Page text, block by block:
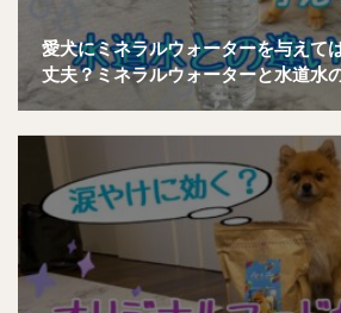
愛犬にミネラルウォーターを与えて
丈夫？ミネラルウォーターと水道水